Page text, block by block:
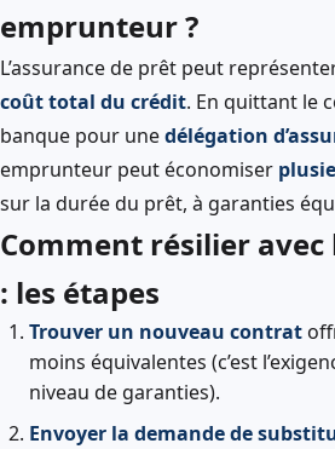
emprunteur ?
L’assurance de prêt peut
coût total du crédit. En quittant le
banque pour unedélégation
emprunteur peut économiser
sur la durée du prêt, à garanties
Comment résilier
: les étapes
Trouver un nouveau contrat
moins équivalentes (c’est
niveau de garanties).
Envoyer la demande de